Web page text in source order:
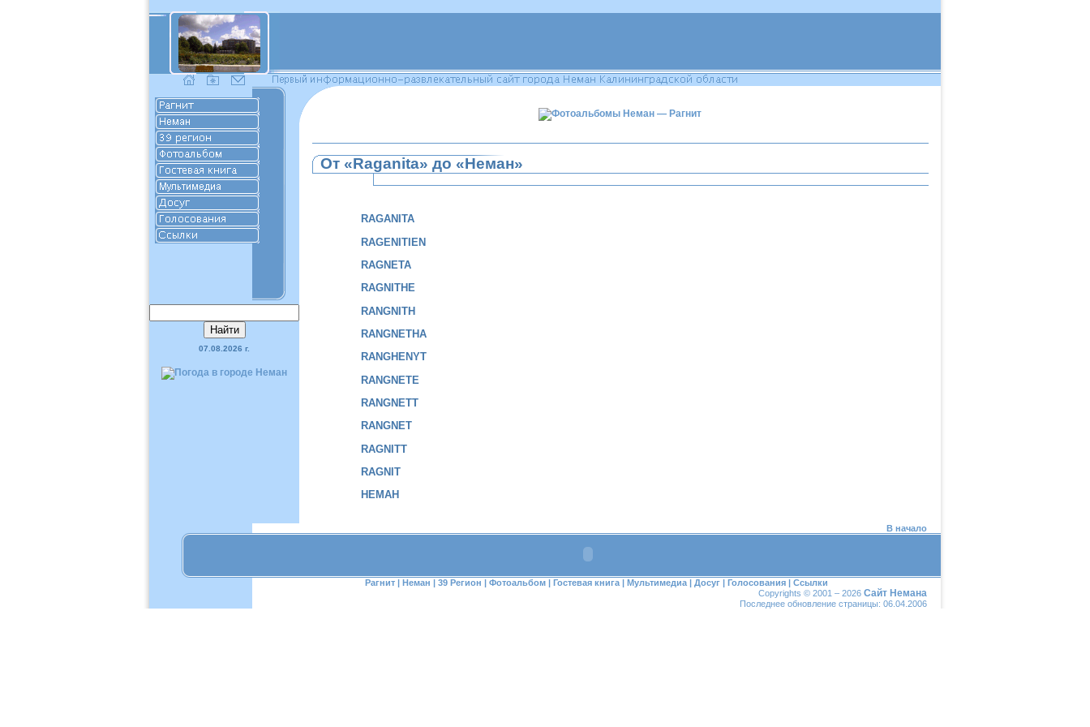
07.08.2026 г.
От «Raganita» до «Неман»
RAGANITA
RAGENITIEN
RAGNETA
RAGNITHE
RANGNITH
RANGNETHA
RANGHENYT
RANGNETE
RANGNETT
RANGNET
RAGNITT
RAGNIT
НЕМАН
В начало
Рагнит | Неман | 39 Регион | Фотоальбом | Гостевая книга | Мультимедиа | Досуг | Голосования | Ссылки
Copyrights © 2001 – 2026Сайт Немана
Последнее обновление страницы: 06.04.2006